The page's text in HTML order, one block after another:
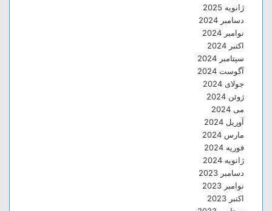
ژانویه 2025
دسامبر 2024
نوامبر 2024
اکتبر 2024
سپتامبر 2024
آگوست 2024
جولای 2024
ژوئن 2024
می 2024
آوریل 2024
مارس 2024
فوریه 2024
ژانویه 2024
دسامبر 2023
نوامبر 2023
اکتبر 2023